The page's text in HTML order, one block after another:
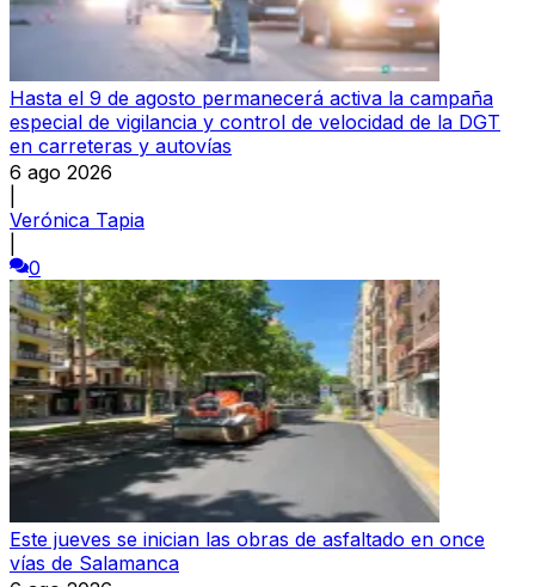
Hasta el 9 de agosto permanecerá activa la campaña
especial de vigilancia y control de velocidad de la DGT
en carreteras y autovías
6 ago 2026
Verónica Tapia
0
Este jueves se inician las obras de asfaltado en once
vías de Salamanca